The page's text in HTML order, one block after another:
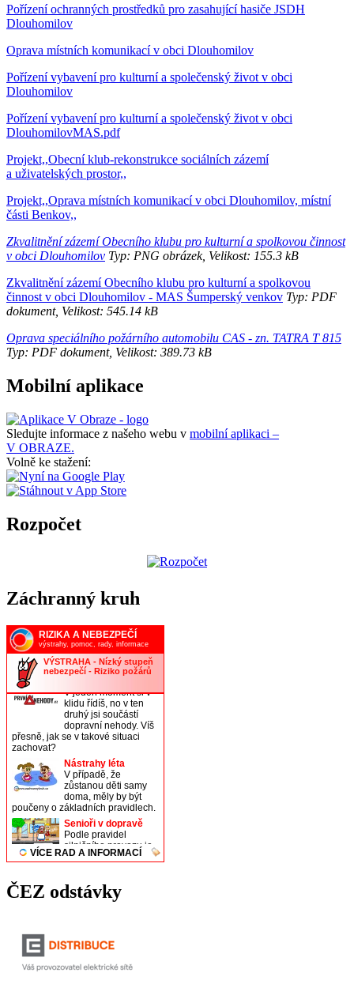
Pořízení ochranných prostředků pro zasahující hasiče JSDH
Dlouhomilov
Oprava místních komunikací v obci Dlouhomilov
Pořízení vybavení pro kulturní a společenský život v obci
Dlouhomilov
Pořízení vybavení pro kulturní a společenský život v obci
DlouhomilovMAS.pdf
Projekt,,Obecní klub-rekonstrukce sociálních zázemí
a uživatelských prostor,,
Projekt,,Oprava místních komunikací v obci Dlouhomilov, místní
části Benkov,,
Zkvalitnění zázemí Obecního klubu pro kulturní a spolkovou činnost
v obci Dlouhomilov Typ: PNG obrázek, Velikost: 155.3 kB
Zkvalitnění zázemí Obecního klubu pro kulturní a spolkovou
činnost v obci Dlouhomilov - MAS Šumperský venkov Typ: PDF
dokument, Velikost: 545.14 kB
Oprava speciálního požárního automobilu CAS - zn. TATRA T 815
Typ: PDF dokument, Velikost: 389.73 kB
Mobilní aplikace
Sledujte informace z našeho webu v mobilní aplikaci –
V OBRAZE.
Volně ke stažení:
Rozpočet
Záchranný kruh
ČEZ odstávky